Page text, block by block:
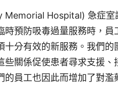
Memorial Hospital) 急症
時預防吸毒過量服務時，
十分有效的新服務。我們
些關係促使患者尋求支援
的員工也因此而增加了對